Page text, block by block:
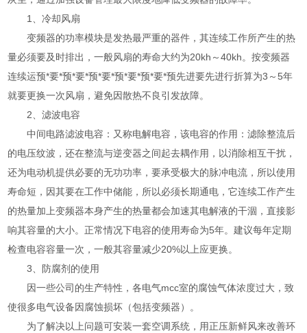
1、冷却风扇
变频器的功率模块是发热最严重的器件，其连续工作所产生的热
量必须要及时排出，一般风扇的寿命大约为20kh～40kh。按变频器
连续运预*要*预*要*预*要*预*要*预*要*预先进要先进行折算为3～5年
就要更换一次风扇，避免因散热不良引发故障。
2、滤波电容
中间电路滤波电容：又称电解电容，该电容的作用：滤除整流后
的电压纹波，还在整流与逆变器之间起去耦作用，以消除相互干扰，
还为电动机提供必要的无功功率，要承受极大的脉冲电流，所以使用
寿命短，因其要在工作中储能，所以必须长期通电，它连续工作产生
的热量加上变频器本身产生的热量都会加速其电解液的干涸，直接影
响其容量的大小。正常情况下电容的使用寿命为5年。建议每年定期
检查电容容量一次，一般其容量减少20%以上应更换。
3、防腐剂的使用
因一些公司的生产特性，各电气mcc室的腐蚀气体浓度过大，致
使很多电气设备因腐蚀损坏（包括变频器）。
为了解决以上问题可安装一套空调系统，用正压新鲜风来改善环